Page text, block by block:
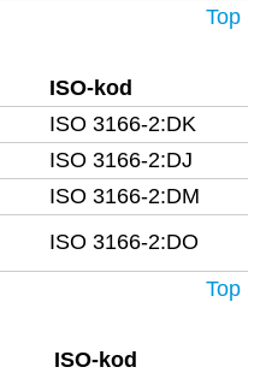
Top
ISO-kod
ISO 3166-2:DK
ISO 3166-2:DJ
ISO 3166-2:DM
ISO 3166-2:DO
Top
ISO-kod